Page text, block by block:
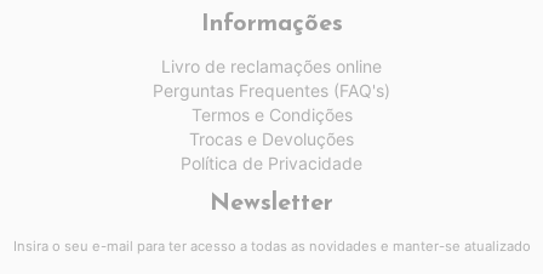
Informações
Livro de reclamações online
Perguntas Frequentes (FAQ's)
Termos e Condições
Trocas e Devoluções
Política de Privacidade
Newsletter
Insira o seu e-mail para ter acesso a todas as novidades e manter-se atualizado